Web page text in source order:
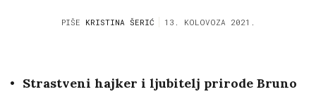
PIŠE KRISTINA ŠERIĆ 13. KOLOVOZA 2021.
Strastveni hajker i ljubitelj prirode Bruno